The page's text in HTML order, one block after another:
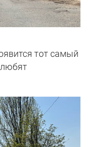
тот самый
любят